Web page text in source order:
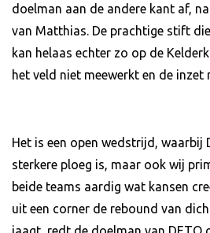
doelman aan de andere kant af,
van Matthias. De prachtige stift
kan helaas echter zo op de
het veld niet meewerkt en de
Het is een open wedstrijd, waarbij
sterkere ploeg is, maar ook wij
beide teams aardig wat kansen
uit een corner de rebound van